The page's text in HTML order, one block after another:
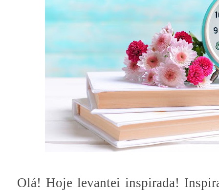
Olá! Hoje levantei inspirada!